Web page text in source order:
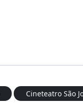
Cineteatro São